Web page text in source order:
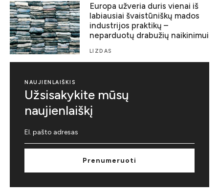
Europa užveria duris vienai iš
labiausiai švaistūniškų mados
industrijos praktikų –
neparduotų drabužių naikinimui
LIZDAS
NAUJIENLAIŠKIS
Užsisakykite mūsų
naujienlaiškį
Prenumeruoti